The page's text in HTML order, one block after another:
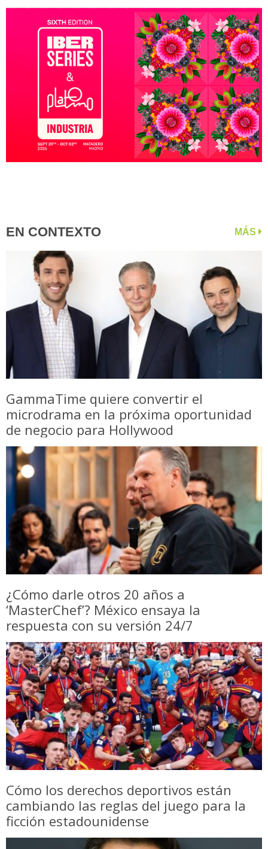
EN CONTEXTO MÁS
GammaTime quiere convertir el
microdrama en la próxima oportunidad
de negocio para Hollywood
¿Cómo darle otros 20 años a
‘MasterChef’? México ensaya la
respuesta con su versión 24/7
Cómo los derechos deportivos están
cambiando las reglas del juego para la
ficción estadounidense